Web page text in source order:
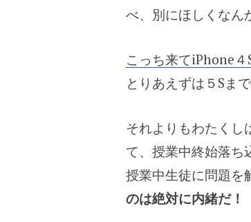
べ、別にほしくなん
こっち来てiPhone４
とりあえずは５Sま
それよりもわたくし
て、授業中終始落ち
授業中生徒に問題を
のは絶対に内緒だ！